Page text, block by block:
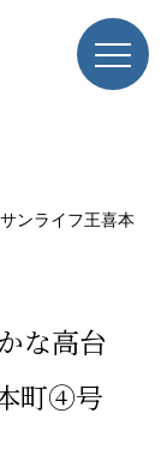
ンライフ王喜本
な高台
町④号